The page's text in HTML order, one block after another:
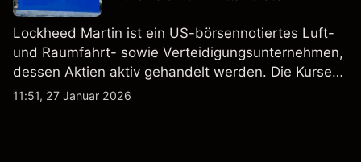
Lockheed Martin ist ein US-börsennotiertes Luft-
und Raumfahrt- sowie Verteidigungsunternehmen,
dessen Aktien aktiv gehandelt werden. Die Kurse
werden von Unternehmensergebnissen,
11:51, 27 Januar 2026